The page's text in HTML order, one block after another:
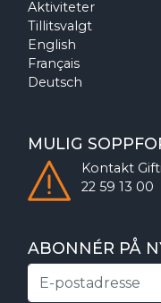
Aktiviteter
Tillitsvalgt
English
Français
Deutsch
MULIG
Kontakt
22 59 13 00
ABONNÉR PÅ